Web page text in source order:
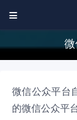

微信公众平台
的微信公众平